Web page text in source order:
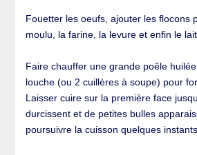
Fouetter les oeufs, ajouter les flocons
moulu, la farine, la levure et enfin le
Faire chauffer une grande poêle
louche (ou 2 cuillères à soupe) pour
Laisser cuire sur la première face
durcissent et de petites bulles
poursuivre la cuisson quelques